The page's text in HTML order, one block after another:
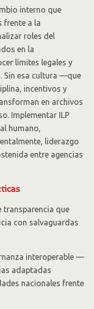
interno que
frente a la
roles del
en la
límites legales y
Sin esa cultura —que
incentivos y
en archivos
Implementar ILP
humano,
liderazgo
entre agencias
transparencia que
con salvaguardas
interoperable —
adaptadas
nacionales frente